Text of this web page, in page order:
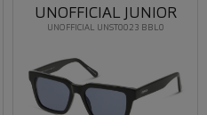
UNOFFICIAL UNST0023 BBL0
UNOFFICIAL JUNIOR